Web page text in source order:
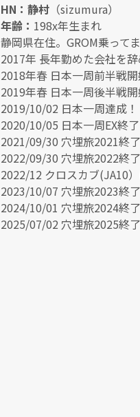
HN：静村 （sizumura）
年齢： 198x年生まれ
静岡県在住。GROM乗って
2017年 長年勤めた会社を辞
2018年春 日本一周前半戦開
2019年春 日本一周後半戦開
2019/10/02 日本一周達成！
2020/10/05 日本一周EX終了
2021/09/30 穴埋旅2021終了
2022/09/30 穴埋旅2022終了
2022/12 クロスカブ(JA10）
2023/10/07 穴埋旅2023終了
2024/10/01 穴埋旅2024終了
2025/07/02 穴埋旅2025終了